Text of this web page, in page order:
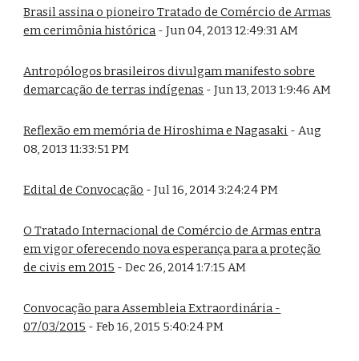
Brasil assina o pioneiro Tratado de Comércio de Armas
em cerimônia histórica- Jun 04, 2013 12:49:31 AM
Antropólogos brasileiros divulgam manifesto sobre
demarcação de terras indígenas - Jun 13, 2013 1:9:46 AM
Reflexão em memória de Hiroshima e Nagasaki - Aug
08, 2013 11:33:51 PM
Edital de Convocação - Jul 16, 2014 3:24:24 PM
O Tratado Internacional de Comércio de Armas entra
em vigor oferecendo nova esperança para a proteção
de civis em 2015 - Dec 26, 2014 1:7:15 AM
Convocação para Assembleia Extraordinária -
07/03/2015 - Feb 16, 2015 5:40:24 PM